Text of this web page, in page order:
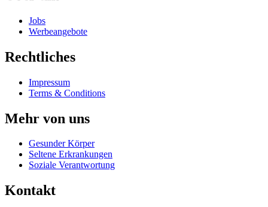
Jobs
Werbeangebote
Rechtliches
Impressum
Terms & Conditions
Mehr von uns
Gesunder Körper
Seltene Erkrankungen
Soziale Verantwortung
Kontakt